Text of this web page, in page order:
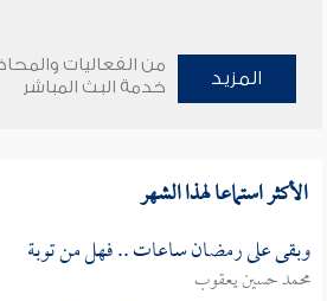
المزيد
من الفعاليات
خدمة البث المباشر
الأكثر استماعا لهذا الشهر
وبقى على رمضان ساعات .. فهل من توبة
محمد حسين يعقوب